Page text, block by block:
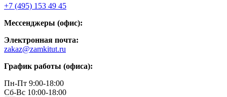
+7 (495) 153 49 45
Мессенджеры (офис):
Электронная почта:
zakaz@zamkitut.ru
График работы (офиса):
Пн-Пт 9:00-18:00
Сб-Вс 10:00-18:00